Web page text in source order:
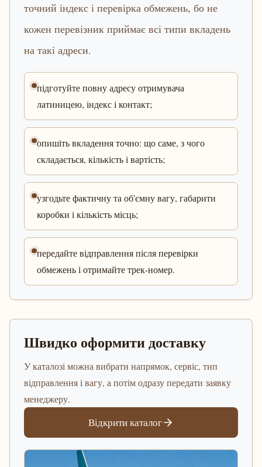
точний індекс і перевірка обмежень, бо не
кожен перевізник приймає всі типи вкладень
на такі адреси.
підготуйте повну адресу отримувача
латиницею, індекс і контакт;
опишіть вкладення точно: що саме, з чого
складається, кількість і вартість;
узгодьте фактичну та об'ємну вагу, габарити
коробки і кількість місць;
передайте відправлення після перевірки
обмежень і отримайте трек-номер.
Швидко оформити доставку
У каталозі можна вибрати напрямок, сервіс, тип
відправлення і вагу, а потім одразу передати заявку
менеджеру.
Відкрити каталог